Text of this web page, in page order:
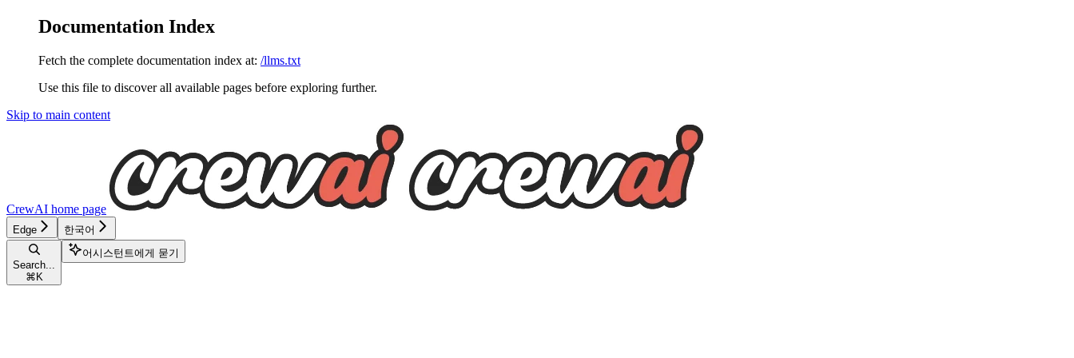
Documentation Index
Fetch the complete documentation index at: /llms.txt
Use this file to discover all available pages before exploring further.
Skip to main content
CrewAI home page
Edge 한국어
Search...
⌘ K
어시스턴트에게 묻기